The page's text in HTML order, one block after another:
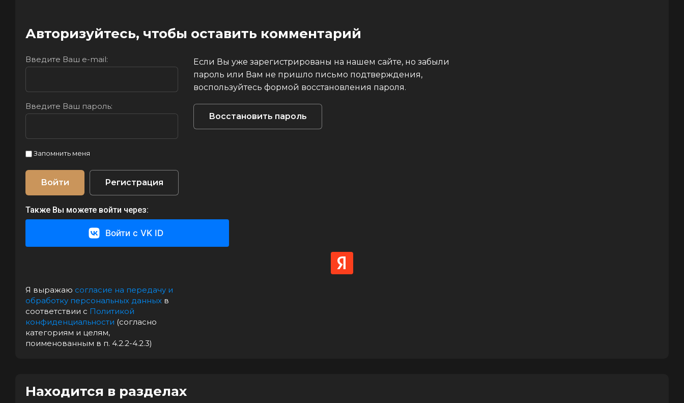
Авторизуйтесь, чтобы оставить комментарий
Введите Ваш e-mail:
Введите Ваш пароль:
Запомнить меня
Войти Регистрация
Если Вы уже зарегистрированы на нашем сайте, но забыли
пароль или Вам не пришло письмо подтверждения,
воспользуйтесь формой восстановления пароля.
Восстановить пароль
Также Вы можете войти через:
Войти с VK ID
Я выражаю согласие на передачу и
обработку персональных данных в
соответствии с Политикой
конфиденциальности (согласно
категориям и целям,
поименованным в п. 4.2.2-4.2.3)
Находится в разделах